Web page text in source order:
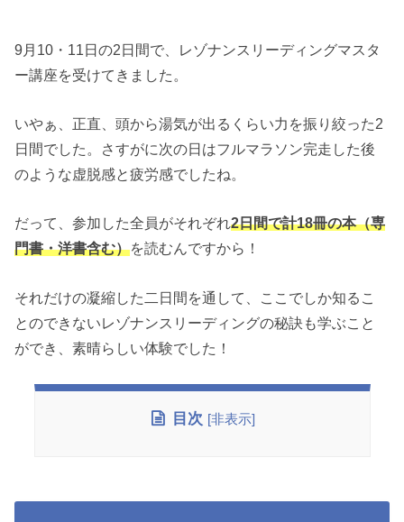
9月10・11日の2日間で、レゾナンスリーディングマスタ
ー講座を受けてきました。
いやぁ、正直、頭から湯気が出るくらい力を振り絞った2
日間でした。さすがに次の日はフルマラソン完走した後
のような虚脱感と疲労感でしたね。
だって、参加した全員がそれぞれ2日間で計18冊の本（専
門書・洋書含む）を読むんですから！
それだけの凝縮した二日間を通して、ここでしか知るこ
とのできないレゾナンスリーディングの秘訣も学ぶこと
ができ、素晴らしい体験でした！
目次 [非表示]